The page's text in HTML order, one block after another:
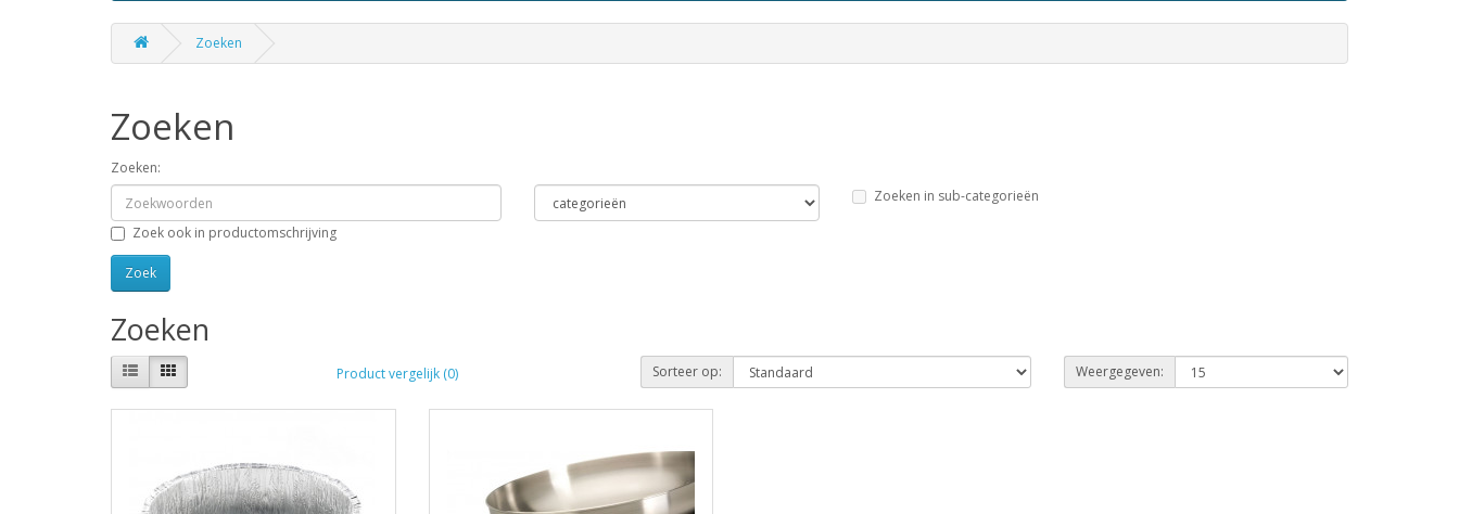
Zoeken
Zoeken
Zoeken:
Zoeken in sub-categorieën
Zoek ook in productomschrijving
Zoeken
Product vergelijk (0) Sorteer op: Weergegeven: